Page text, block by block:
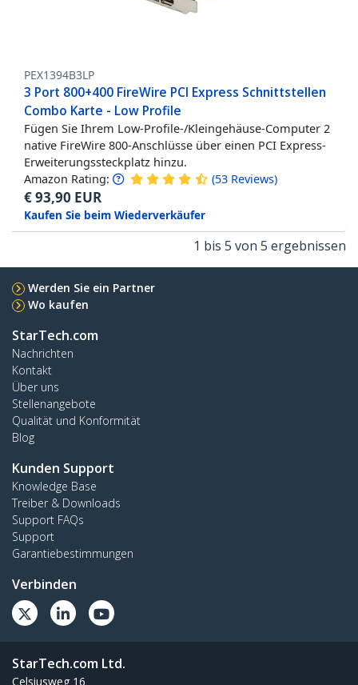
PEX1394B3LP
3 Port 800+400 FireWire PCI Express Schnittstellen
Combo Karte - Low Profile
Fügen Sie Ihrem Low-Profile-/Kleingehäuse-Computer 2
native FireWire 800-Anschlüsse über einen PCI Express-
Erweiterungssteckplatz hinzu.
Amazon Rating: (53 Reviews)
€93,90 EUR
Kaufen Sie beim Wiederverkäufer
1 bis 5 von 5 ergebnissen
Werden Sie ein Partner
Wo kaufen
StarTech.com
Nachrichten
Kontakt
Über uns
Stellenangebote
Qualität und Konformität
Blog
Kunden Support
Knowledge Base
Treiber & Downloads
Support FAQs
Support
Garantiebestimmungen
Verbinden
StarTech.com Ltd.
Celsiusweg 16